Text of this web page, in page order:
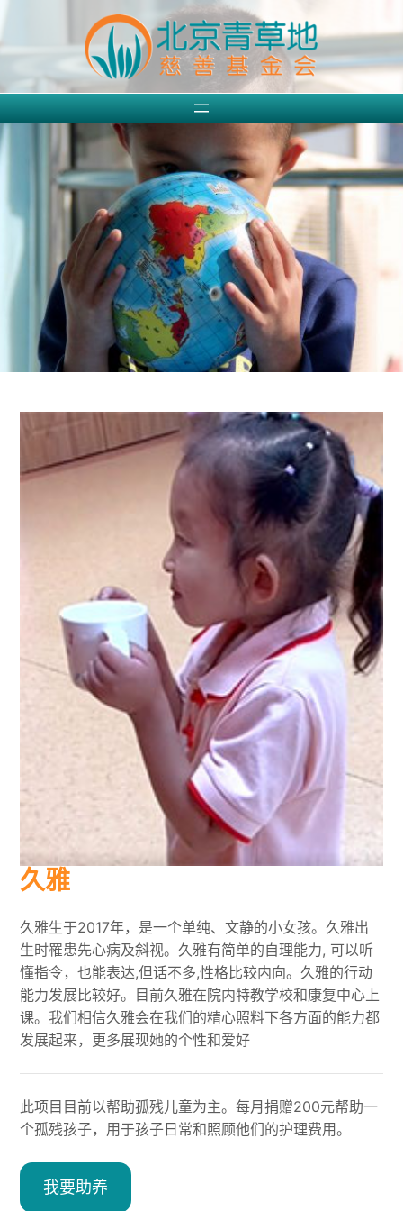
内
久雅
久雅生于2017年，是一个单纯、文静的小女孩。久雅出
生时罹患先心病及斜视。久雅有简单的自理能力, 可以听
懂指令，也能表达,但话不多,性格比较内向。久雅的行动
能力发展比较好。目前久雅在院内特教学校和康复中心上
课。我们相信久雅会在我们的精心照料下各方面的能力都
发展起来，更多展现她的个性和爱好
此项目目前以帮助孤残儿童为主。每月捐赠200元帮助一
个孤残孩子，用于孩子日常和照顾他们的护理费用。
我要助养